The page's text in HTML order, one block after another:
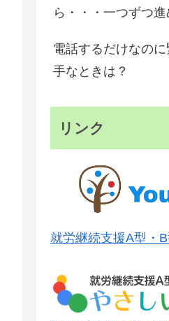
ら・・・一つずつ
電話するだけなの
手なときは？
リンク
就労継続支援A型・